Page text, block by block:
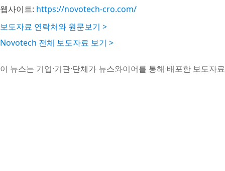
웹사이트: https://novotech-cro.com/
보도자료 연락처와 원문보기 >
Novotech 전체 보도자료 보기 >
이 뉴스는 기업·기관·단체가 뉴스와이어를 통해 배포한 보도자